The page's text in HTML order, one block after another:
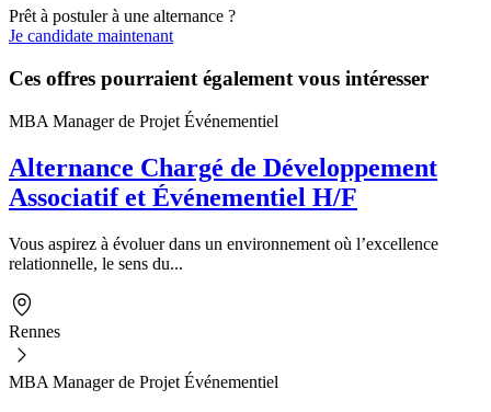
Prêt à postuler à une alternance ?
Je candidate maintenant
Ces offres pourraient également vous intéresser
MBA Manager de Projet Événementiel
Alternance Chargé de Développement
Associatif et Événementiel H/F
Vous aspirez à évoluer dans un environnement où l’excellence
relationnelle, le sens du...
Rennes
MBA Manager de Projet Événementiel